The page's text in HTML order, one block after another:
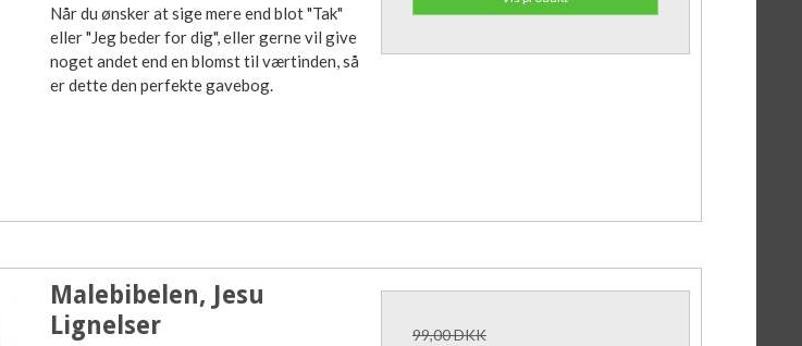
Når du ønsker at sige mere end blot "Tak"
eller "Jeg beder for dig", eller gerne vil give
noget andet end en blomst til værtinden, så
er dette den perfekte gavebog.
Malebibelen, Jesu
Lignelser
99,00 DKK